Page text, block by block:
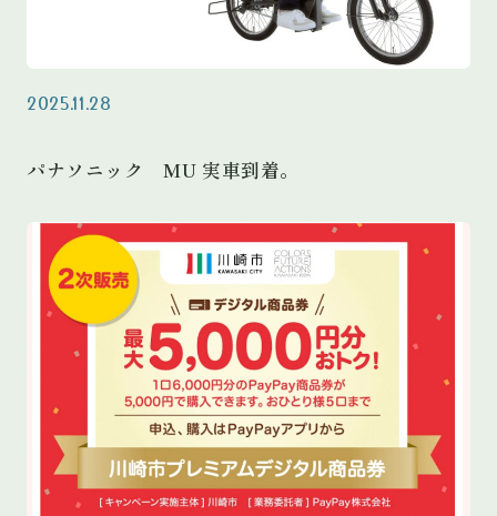
2025.11.28
パナソニック MU 実車到着。